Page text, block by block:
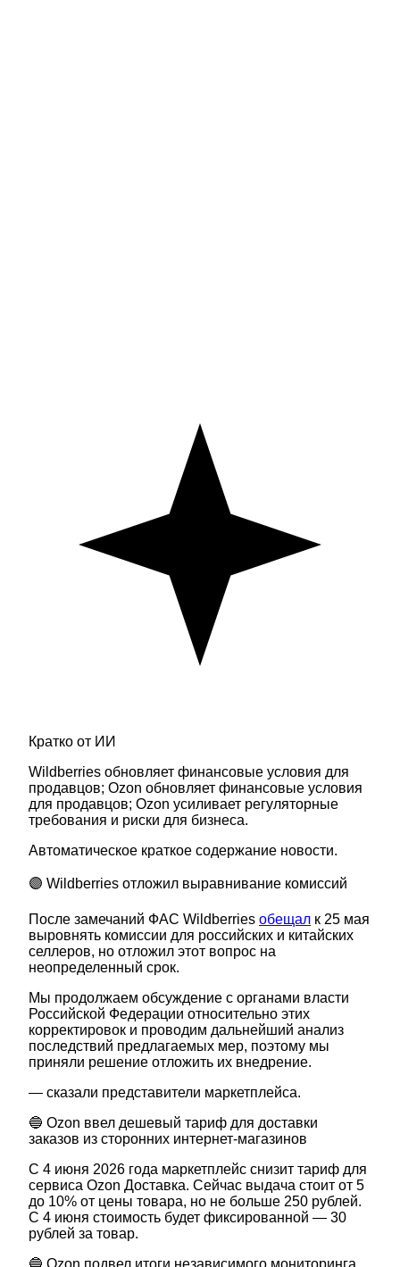
Кратко от ИИ
Wildberries обновляет финансовые условия для
продавцов; Ozon обновляет финансовые условия
для продавцов; Ozon усиливает регуляторные
требования и риски для бизнеса.
Автоматическое краткое содержание новости.
🟣 Wildberries отложил выравнивание комиссий
После замечаний ФАС Wildberries обещал к 25 мая
выровнять комиссии для российских и китайских
селлеров, но отложил этот вопрос на
неопределенный срок.
Мы продолжаем обсуждение с органами власти
Российской Федерации относительно этих
корректировок и проводим дальнейший анализ
последствий предлагаемых мер, поэтому мы
приняли решение отложить их внедрение.
— сказали представители маркетплейса.
🔵 Ozon ввел дешевый тариф для доставки
заказов из сторонних интернет-магазинов
С 4 июня 2026 года маркетплейс снизит тариф для
сервиса Ozon Доставка. Сейчас выдача стоит от 5
до 10% от цены товара, но не больше 250 рублей.
С 4 июня стоимость будет фиксированной — 30
рублей за товар.